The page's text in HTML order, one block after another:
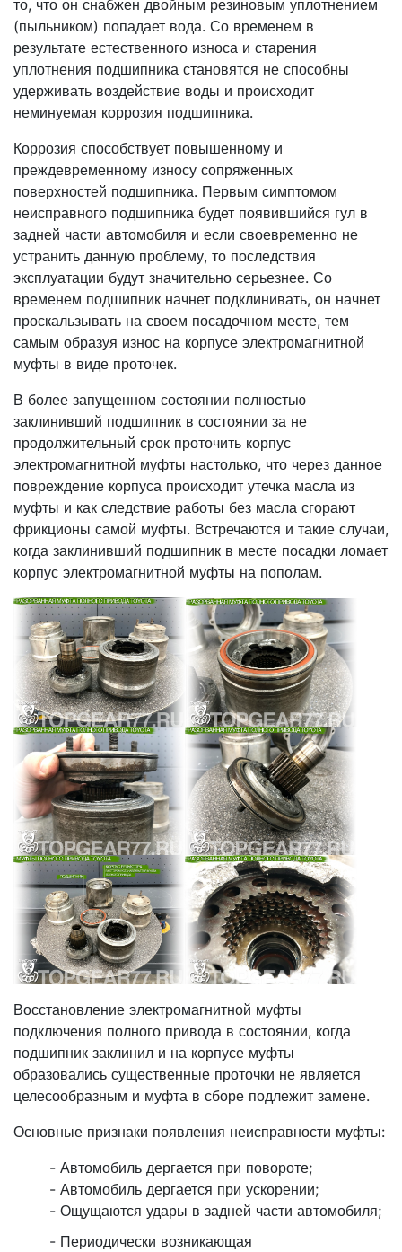
то, что он снабжен двойным резиновым уплотнением
(пыльником) попадает вода. Со временем в
результате естественного износа и старения
уплотнения подшипника становятся не способны
удерживать воздействие воды и происходит
неминуемая коррозия подшипника.
Коррозия способствует повышенному и
преждевременному износу сопряженных
поверхностей подшипника. Первым симптомом
неисправного подшипника будет появившийся гул в
задней части автомобиля и если своевременно не
устранить данную проблему, то последствия
эксплуатации будут значительно серьезнее. Со
временем подшипник начнет подклинивать, он начнет
проскальзывать на своем посадочном месте, тем
самым образуя износ на корпусе электромагнитной
муфты в виде проточек.
В более запущенном состоянии полностью
заклинивший подшипник в состоянии за не
продолжительный срок проточить корпус
электромагнитной муфты настолько, что через данное
повреждение корпуса происходит утечка масла из
муфты и как следствие работы без масла сгорают
фрикционы самой муфты. Встречаются и такие случаи,
когда заклинивший подшипник в месте посадки ломает
корпус электромагнитной муфты на пополам.
Восстановление электромагнитной муфты
подключения полного привода в состоянии, когда
подшипник заклинил и на корпусе муфты
образовались существенные проточки не является
целесообразным и муфта в сборе подлежит замене.
Основные признаки появления неисправности муфты:
- Автомобиль дергается при повороте;
- Автомобиль дергается при ускорении;
- Ощущаются удары в задней части автомобиля;
- Периодически возникающая